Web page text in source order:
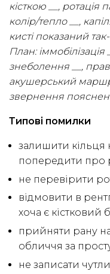
кісткою __, ротація
колір/тепло __,
кисті показаний
План:
знеболення __,
акушерський
звернення
Типові помилки
залишити кільця
попередити про
не перевірити
відмовити в
хоча є кістковий
прийняти рану
обличчя за
не записати